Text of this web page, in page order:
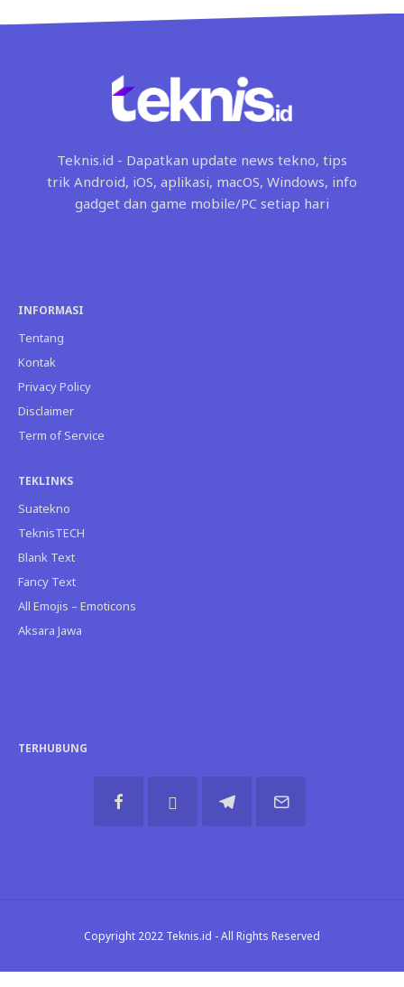
Teknis.id - Dapatkan update news tekno, tips
trik Android, iOS, aplikasi, macOS, Windows, info
gadget dan game mobile/PC setiap hari
INFORMASI
Tentang
Kontak
Privacy Policy
Disclaimer
Term of Service
TEKLINKS
Suatekno
TeknisTECH
Blank Text
Fancy Text
All Emojis – Emoticons
Aksara Jawa
TERHUBUNG
Copyright 2022 Teknis.id - All Rights Reserved